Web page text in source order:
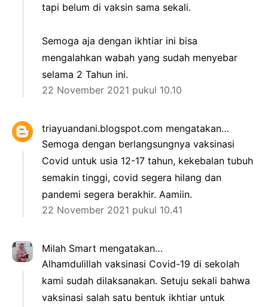
tapi belum di vaksin sama sekali.
Semoga aja dengan ikhtiar ini bisa
mengalahkan wabah yang sudah menyebar
selama 2 Tahun ini.
22 November 2021 pukul 10.10
triayuandani.blogspot.com mengatakan…
Semoga dengan berlangsungnya vaksinasi
Covid untuk usia 12-17 tahun, kekebalan tubuh
semakin tinggi, covid segera hilang dan
pandemi segera berakhir. Aamiin.
22 November 2021 pukul 10.41
Milah Smart mengatakan…
Alhamdulillah vaksinasi Covid-19 di sekolah
kami sudah dilaksanakan. Setuju sekali bahwa
vaksinasi salah satu bentuk ikhtiar untuk